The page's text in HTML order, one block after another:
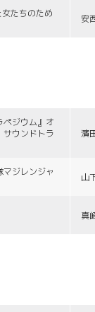
女たちのため
安
ペジウム』オ
サウンドトラ
濱
マジレンジャ
山
真